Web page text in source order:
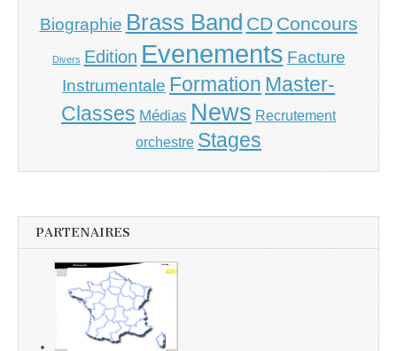
Biographie Brass Band CD Concours
Divers Edition Evenements Facture
Instrumentale Formation Master-
Classes Médias News Recrutement
orchestre Stages
PARTENAIRES